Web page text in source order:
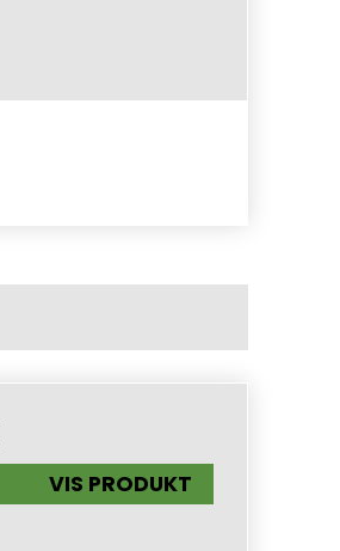
VIS PRODUKT